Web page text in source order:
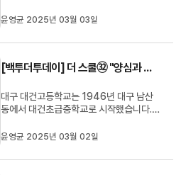
서 고등학교로 올라갈 때 역시 마찬가지겠
지 곁들여지는 등 축제 같은 분위기이지만,
화가 중학교까지 미치고 있...
윤영균 2025년 03월 03일
[백투더투데이] 더 스쿨㉜ "양심과 정의와 사랑에 살자" 대구 대건고
대구 대건고등학교는 1946년 대구 남산
동에서 대건초급중학교로 시작했습니다.
1945년 일제의 탄압으로 폐교될 때까지
리였는데요, 1961년 중학교와 고등학교가
윤영균 2025년 03월 02일